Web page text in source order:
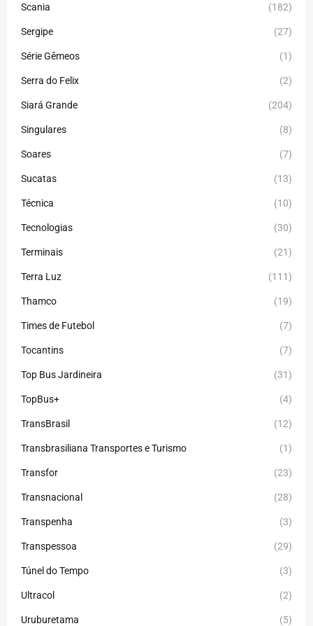
Scania (182)
Sergipe (27)
Série Gêmeos (1)
Serra do Felix (2)
Siará Grande (204)
Singulares (8)
Soares (7)
Sucatas (13)
Técnica (10)
Tecnologias (30)
Terminais (21)
Terra Luz (111)
Thamco (19)
Times de Futebol (7)
Tocantins (7)
Top Bus Jardineira (31)
TopBus+ (4)
TransBrasil (12)
Transbrasiliana Transportes e Turismo (1)
Transfor (23)
Transnacional (28)
Transpenha (3)
Transpessoa (29)
Túnel do Tempo (3)
Ultracol (2)
Uruburetama (5)